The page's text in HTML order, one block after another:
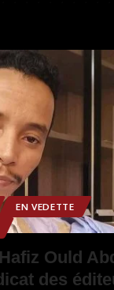
EN VEDETTE
Ould
des